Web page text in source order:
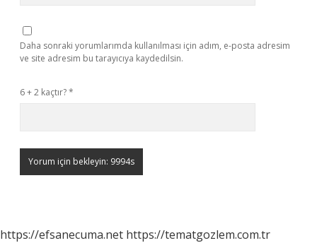
Daha sonraki yorumlarımda kullanılması için adım, e-posta adresim
ve site adresim bu tarayıcıya kaydedilsin.
6 + 2 kaçtır?*
https://efsanecuma.net https://tematgozlem.com.tr